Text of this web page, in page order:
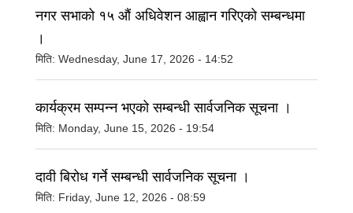
नगर सभाको १५ औं अधिवेशन आह्वान गरिएको सम्बन्धमा
।
मिति: Wednesday, June 17, 2026 - 14:52
कार्यक्रम सम्पन्न भएको सम्बन्धी सार्वजनिक सूचना ।
मिति: Monday, June 15, 2026 - 19:54
दावी बिरोध गर्ने सम्बन्धी सार्वजनिक सूचना ।
मिति: Friday, June 12, 2026 - 08:59